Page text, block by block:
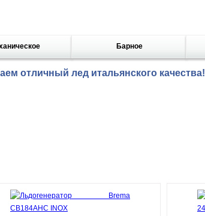
Барное
отличный лед итальянского качества!